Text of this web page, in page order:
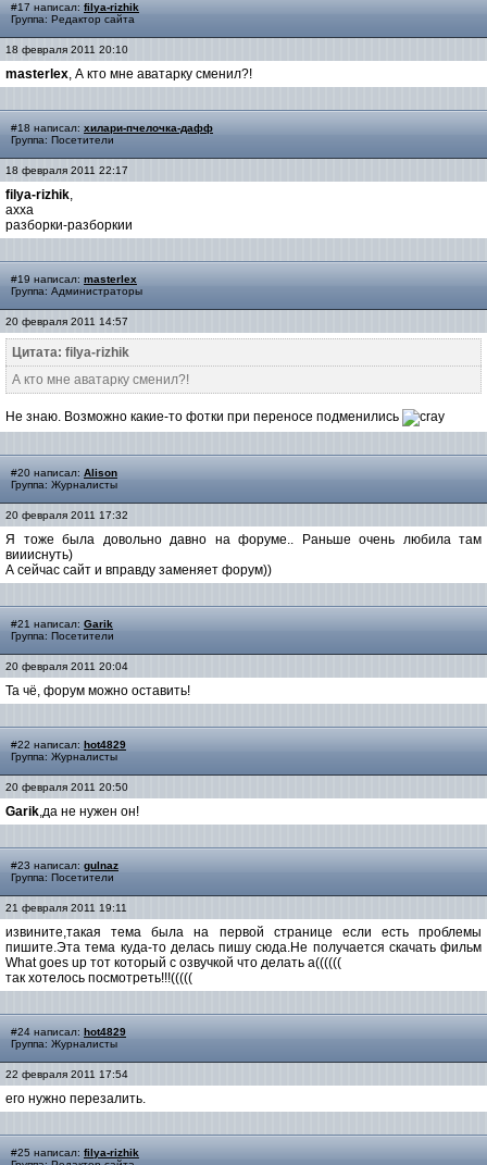
#17 написал: filya-rizhik
Группа: Редактор сайта
18 февраля 2011 20:10
masterlex, А кто мне аватарку сменил?!
#18 написал: хилари-пчелочка-дафф
Группа: Посетители
18 февраля 2011 22:17
filya-rizhik,
ахха
разборки-разборкии
#19 написал: masterlex
Группа: Администраторы
20 февраля 2011 14:57
Цитата: filya-rizhik
А кто мне аватарку сменил?!
Не знаю. Возможно какие-то фотки при переносе подменились
#20 написал: Alison
Группа: Журналисты
20 февраля 2011 17:32
Я тоже была довольно давно на форуме.. Раньше очень любила там
виииснуть)
А сейчас сайт и вправду заменяет форум))
#21 написал: Garik
Группа: Посетители
20 февраля 2011 20:04
Та чё, форум можно оставить!
#22 написал: hot4829
Группа: Журналисты
20 февраля 2011 20:50
Garik,да не нужен он!
#23 написал: gulnaz
Группа: Посетители
21 февраля 2011 19:11
извините,такая тема была на первой странице если есть проблемы
пишите.Эта тема куда-то делась пишу сюда.Не получается скачать фильм
What goes up тот который с озвучкой что делать а((((((
так хотелось посмотреть!!!(((((
#24 написал: hot4829
Группа: Журналисты
22 февраля 2011 17:54
его нужно перезалить.
#25 написал: filya-rizhik